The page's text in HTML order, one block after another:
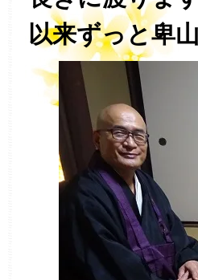
以来ずっと卑